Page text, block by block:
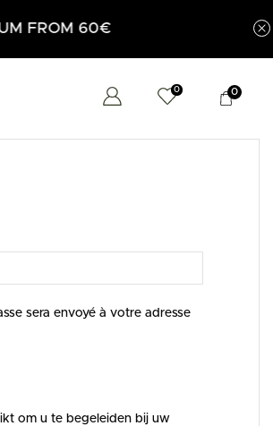
0 0
sera envoyé à votre adresse
om u te begeleiden bij uw